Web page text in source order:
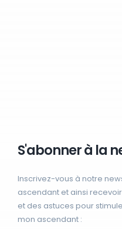
S'abonner à la
Inscrivez-vous à notre
ascendant et ainsi
et des astuces pour
mon ascendant :